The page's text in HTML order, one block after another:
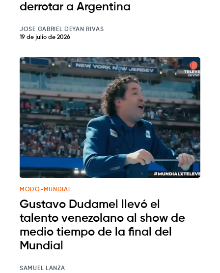
derrotar a Argentina
JOSE GABRIEL DEYAN RIVAS
19 de julio de 2026
MODO-MUNDIAL
Gustavo Dudamel llevó el
talento venezolano al show de
medio tiempo de la final del
Mundial
SAMUEL LANZA